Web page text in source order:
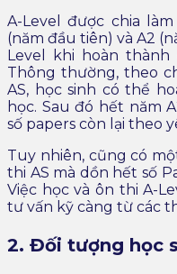
A-Level được chia
(năm đầu tiên) và A2
Level khi hoàn
Thông thường, theo
AS, học sinh có thể
học. Sau đó hết năm
số papers còn lại theo
Tuy nhiên, cũng có
thi AS mà dồn hết số
Việc học và ôn thi A-
tư vấn kỹ càng từ các
2. Đối tượng học